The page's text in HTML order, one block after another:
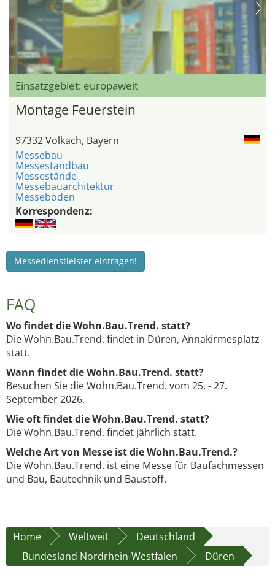
Einsatzgebiet: europaweit
Montage Feuerstein
97332 Volkach, Bayern
Messebau
Messestandbau
Messestände
Messebauarchitektur
Messeböden
Korrespondenz:
Messedienstleister eintragen!
FAQ
Wo findet die Wohn.Bau.Trend. statt?
Die Wohn.Bau.Trend. findet in Düren, Annakirmesplatz
statt.
Wann findet die Wohn.Bau.Trend. statt?
Besuchen Sie die Wohn.Bau.Trend. vom 25. - 27.
September 2026.
Wie oft findet die Wohn.Bau.Trend. statt?
Die Wohn.Bau.Trend. findet jährlich statt.
Welche Art von Messe ist die Wohn.Bau.Trend.?
Die Wohn.Bau.Trend. ist eine Messe für Baufachmessen
und Bau, Bautechnik und Baustoff.
Home Weltweit
Deutschland
Bundesland Nordrhein-Westfalen
Düren